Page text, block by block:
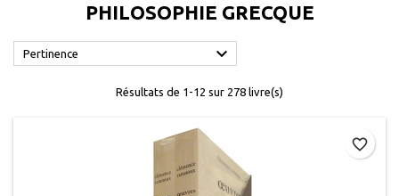
PHILOSOPHIE GRECQUE
Pertinence 
Résultats de 1-12 sur 278 livre(s)
favorite_border